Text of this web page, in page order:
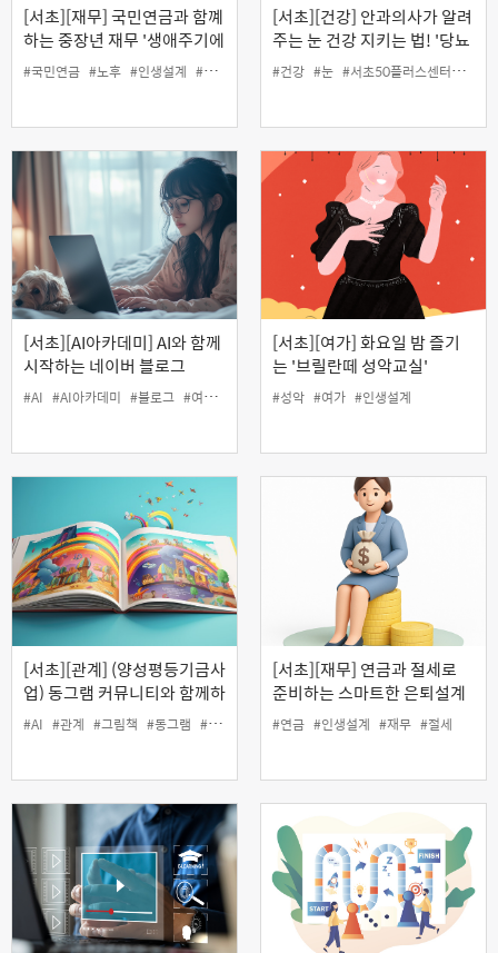
[서초][재무] 국민연금과 함꼐
하는 중장년 재무 '생애주기에
따른 투자전략'
#국민연금 #노후 #인생설계 #재무
[서초][건강] 안과의사가 알려
주는 눈 건강 지키는 법! '당뇨
와 눈 건강' (온라인)
#건강 #눈 #서초50플러스센터 #안건
[서초][AI아카데미] AI와 함께
시작하는 네이버 블로그
#AI #AI아카데미 #블로그 #여가 #인생설계
[서초][여가] 화요일 밤 즐기
는 '브릴란떼 성악교실'
#성악 #여가 #인생설계
[서초][관계] (양성평등기금사
업) 동그램 커뮤니티와 함께하
는 'AI로 공익 그림책 출판하
#AI #관계 #그림책 #동그램 #양성평등 #인생설계 #커뮤니티
[서초][재무] 연금과 절세로
준비하는 스마트한 은퇴설계
#연금 #인생설계 #재무 #절세